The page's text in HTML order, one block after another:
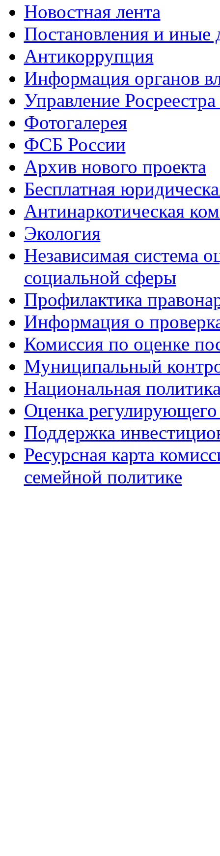
Новостная лента
Постановления и иные
Антикоррупция
Информация органов
Управление
Фотогалерея
ФСБ России
Архив нового проекта
Бесплатная
Антинаркотическая
Экология
Независимая система
социальной сферы
Профилактика
Информация о
Комиссия по оценке
Муниципальный
Национальная
Оценка регулирующего
Поддержка
Ресурсная карта
семейной политике